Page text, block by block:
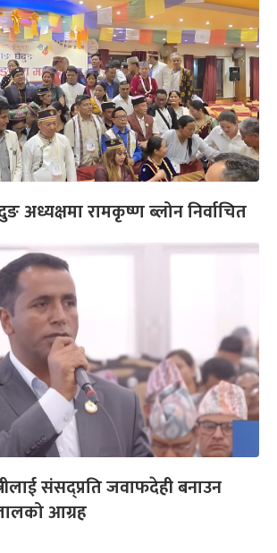
अध्यक्षमा रामकृष्ण ब्लोन निर्वाचित
संसद्प्रति जवाफदेही बनाउन
आग्रह